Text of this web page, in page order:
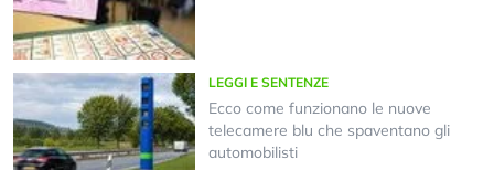
LEGGI E SENTENZE
Ecco come funzionano le nuove
telecamere blu che spaventano gli
automobilisti